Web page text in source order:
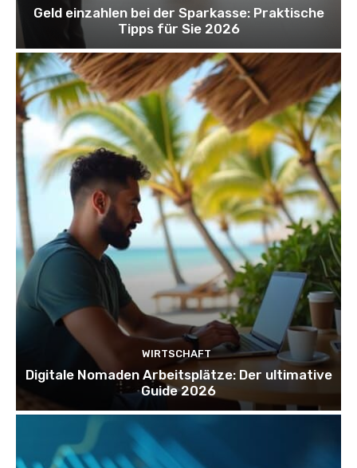
Geld einzahlen bei der Sparkasse: Praktische
Tipps für Sie 2026
WIRTSCHAFT
Digitale Nomaden Arbeitsplätze: Der ultimative
Guide 2026